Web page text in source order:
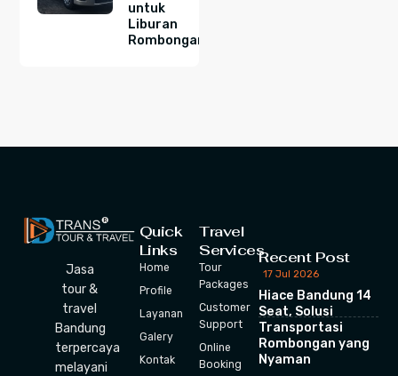
untuk
Liburan
Rombongan
Jasa
tour &
travel
Bandung
terpercaya
melayani
Quick
Links
Home
Profile
Layanan
Galery
Kontak
Travel
Services
Tour
Packages
Customer
Support
Online
Booking
Recent Post
17 Jul 2026
Hiace Bandung 14
Seat, Solusi
Transportasi
Rombongan yang
Nyaman